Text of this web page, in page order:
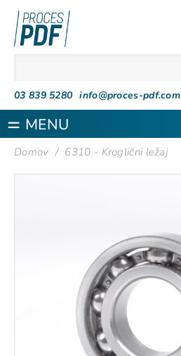
03 839 5280 info@proces-pdf.com
MENU
Domov / 6310 - Kroglični ležaj